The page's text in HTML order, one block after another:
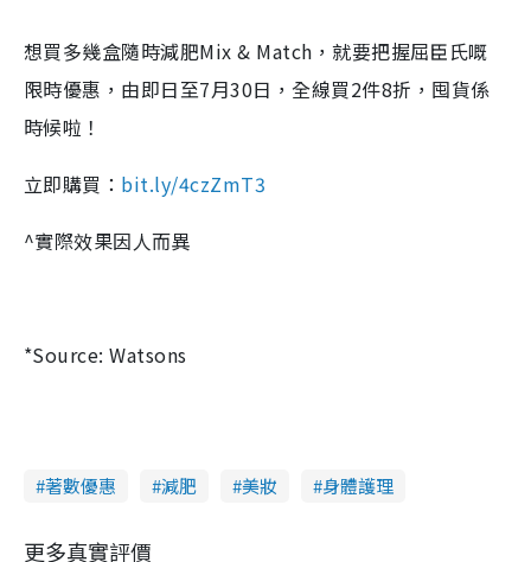
想買多幾盒隨時減肥Mix & Match，就要把握屈臣氏嘅
限時優惠，由即日至7月30日，全線買2件8折，囤貨係
時候啦！
立即購買： bit.ly/4czZmT3
^實際效果因人而異
*Source: Watsons
著數優惠 減肥 美妝 身體護理
更多真實評價